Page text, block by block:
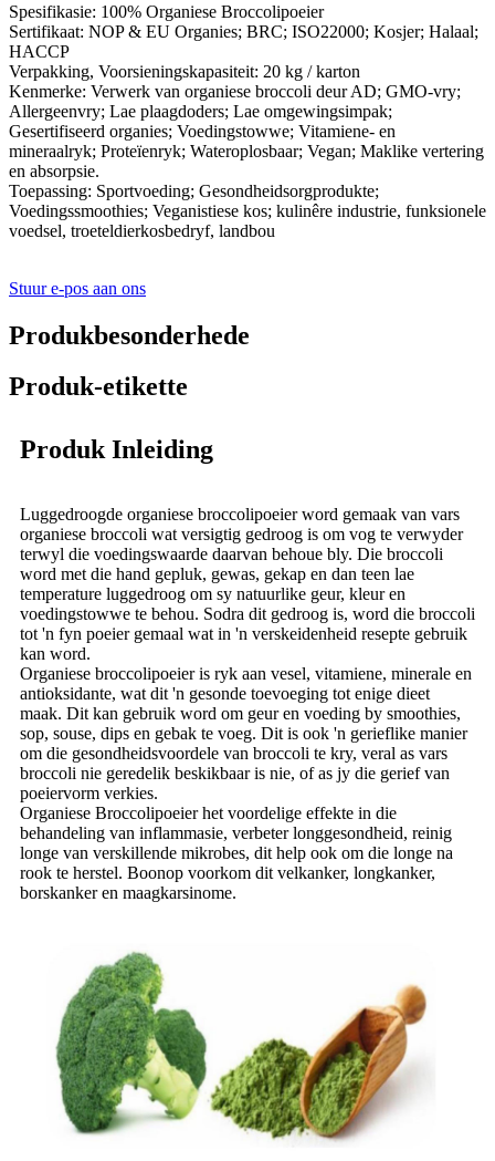
Spesifikasie: 100% Organiese Broccolipoeier
Sertifikaat: NOP & EU Organies; BRC; ISO22000; Kosjer; Halaal;
HACCP
Verpakking, Voorsieningskapasiteit: 20 kg / karton
Kenmerke: Verwerk van organiese broccoli deur AD; GMO-vry;
Allergeenvry; Lae plaagdoders; Lae omgewingsimpak;
Gesertifiseerd organies; Voedingstowwe; Vitamiene- en
mineraalryk; Proteïenryk; Wateroplosbaar; Vegan; Maklike vertering
en absorpsie.
Toepassing: Sportvoeding; Gesondheidsorgprodukte;
Voedingssmoothies; Veganistiese kos; kulinêre industrie, funksionele
voedsel, troeteldierkosbedryf, landbou
Stuur e-pos aan ons
Produkbesonderhede
Produk-etikette
Produk Inleiding
Luggedroogde organiese broccolipoeier word gemaak van vars
organiese broccoli wat versigtig gedroog is om vog te verwyder
terwyl die voedingswaarde daarvan behoue ​​bly. Die broccoli
word met die hand gepluk, gewas, gekap en dan teen lae
temperature luggedroog om sy natuurlike geur, kleur en
voedingstowwe te behou. Sodra dit gedroog is, word die broccoli
tot 'n fyn poeier gemaal wat in 'n verskeidenheid resepte gebruik
kan word.
Organiese broccolipoeier is ryk aan vesel, vitamiene, minerale en
antioksidante, wat dit 'n gesonde toevoeging tot enige dieet
maak. Dit kan gebruik word om geur en voeding by smoothies,
sop, souse, dips en gebak te voeg. Dit is ook 'n gerieflike manier
om die gesondheidsvoordele van broccoli te kry, veral as vars
broccoli nie geredelik beskikbaar is nie, of as jy die gerief van
poeiervorm verkies.
Organiese Broccolipoeier het voordelige effekte in die
behandeling van inflammasie, verbeter longgesondheid, reinig
longe van verskillende mikrobes, dit help ook om die longe na
rook te herstel. Boonop voorkom dit velkanker, longkanker,
borskanker en maagkarsinome.